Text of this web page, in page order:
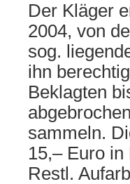
Der Kläger
2004, von
sog.
ihn
Beklagten
sammeln.
15,– Euro in
Restl.